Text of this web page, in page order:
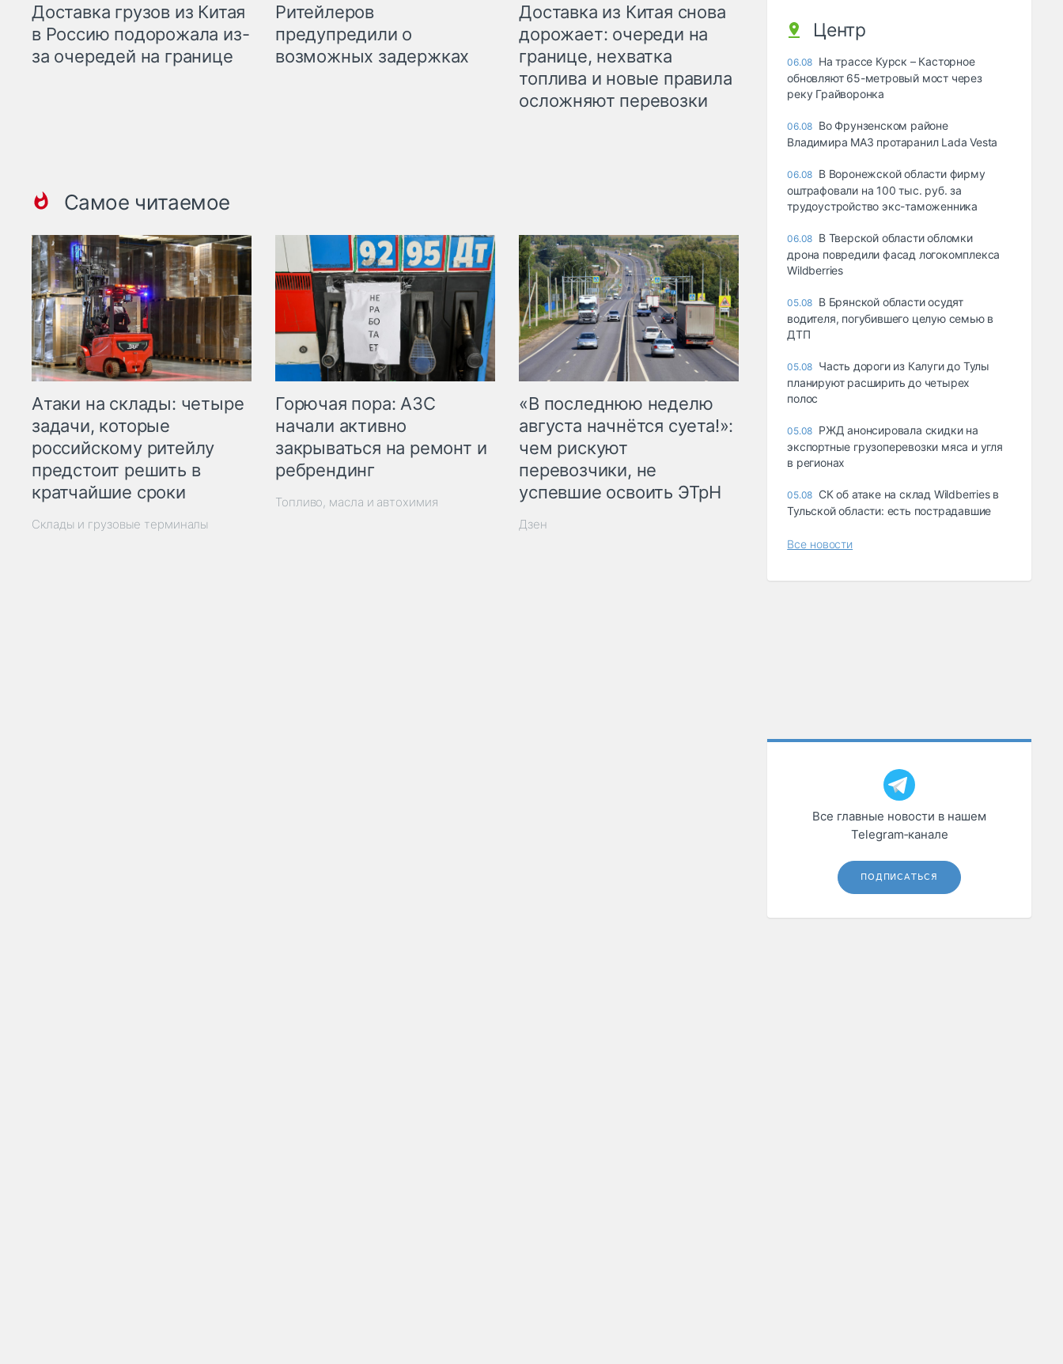
Доставка грузов из Китая
в Россию подорожала из-
за очередей на границе
Ритейлеров
предупредили о
возможных задержках
Доставка из Китая снова
дорожает: очереди на
границе, нехватка
топлива и новые правила
осложняют перевозки
Самое читаемое
Атаки на склады: четыре
задачи, которые
российскому ритейлу
предстоит решить в
кратчайшие сроки
Склады и грузовые терминалы
Горючая пора: АЗС
начали активно
закрываться на ремонт и
ребрендинг
Топливо, масла и автохимия
«В последнюю неделю
августа начнётся суета!»:
чем рискуют
перевозчики, не
успевшие освоить ЭТрН
Дзен
Центр
06.08 На трассе Курск – Касторное
обновляют 65-метровый мост через
реку Грайворонка
06.08 Во Фрунзенском районе
Владимира МАЗ протаранил Lada Vesta
06.08 В Воронежской области фирму
оштрафовали на 100 тыс. руб. за
трудоустройство экс-таможенника
06.08 В Тверской области обломки
дрона повредили фасад логокомплекса
Wildberries
05.08 В Брянской области осудят
водителя, погубившего целую семью в
ДТП
05.08 Часть дороги из Калуги до Тулы
планируют расширить до четырех
полос
05.08 РЖД анонсировала скидки на
экспортные грузоперевозки мяса и угля
в регионах
05.08 СК об атаке на склад Wildberries в
Тульской области: есть пострадавшие
Все новости
Все главные новости в нашем
Telegram‑канале
ПОДПИСАТЬСЯ